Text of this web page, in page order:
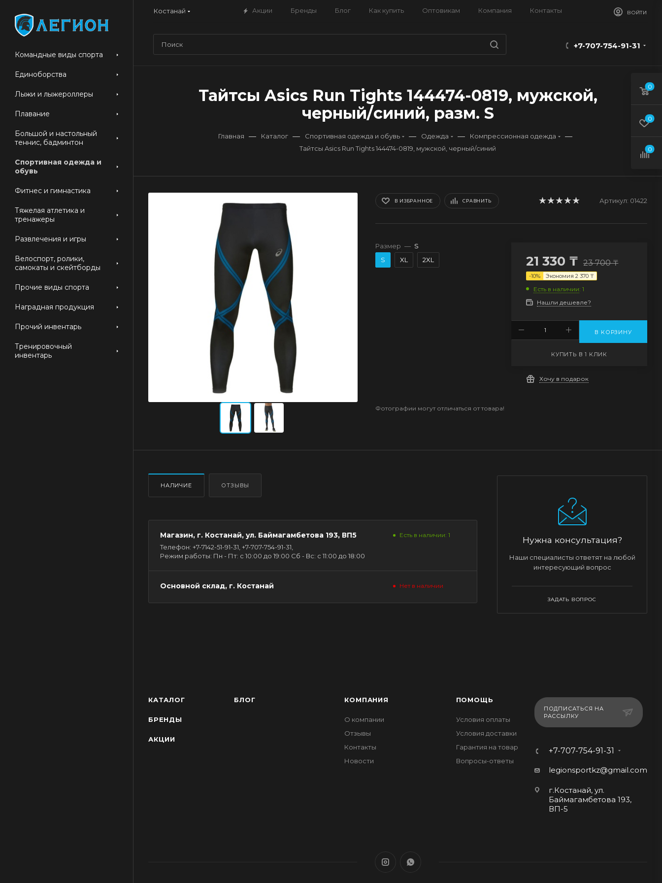
Костанай Акции Бренды Блог Как купить Оптовикам Компания Контакты ВОЙТИ
+7-707-754-91-31
Командные виды спорта
Единоборства
Лыжи и лыжероллеры
Плавание
Большой и настольный
теннис, бадминтон
Спортивная одежда и
обувь
Фитнес и гимнастика
Тяжелая атлетика и
тренажеры
Развлечения и игры
Велоспорт, ролики,
самокаты и скейтборды
Прочие виды спорта
Наградная продукция
Прочий инвентарь
Тренировочный
инвентарь
Тайтсы Asics Run Tights 144474-0819, мужской,
черный/синий, разм. S
Главная — Каталог — Спортивная одежда и обувь — Одежда — Компрессионная одежда —
Тайтсы Asics Run Tights 144474-0819, мужской, черный/синий
В ИЗБРАННОЕ СРАВНИТЬ Артикул: 01422
Размер — S
S
XL 2XL 21 330 ₸ 23 700₸
-10% Экономия2 370 ₸
Есть в наличии: 1
Нашли дешевле?
В КОРЗИНУ
КУПИТЬ В 1 КЛИК
Хочу в подарок
Фотографии могут отличаться от товара!
НАЛИЧИЕ ОТЗЫВЫ
Магазин, г. Костанай, ул. Баймагамбетова 193, ВП5
Телефон: +7-7142-51-91-31, +7-707-754-91-31,
Режим работы: Пн - Пт: с 10:00 до 19:00 Сб - Вс: с 11:00 до 18:00
Есть в наличии: 1
Основной склад, г. Костанай Нет в наличии
Нужна консультация?
Наши специалисты ответят на любой
интересующий вопрос
ЗАДАТЬ ВОПРОС
КАТАЛОГ
БРЕНДЫ
АКЦИИ
БЛОГ КОМПАНИЯ
О компании
Отзывы
Контакты
Новости
ПОМОЩЬ
Условия оплаты
Условия доставки
Гарантия на товар
Вопросы-ответы
ПОДПИСАТЬСЯ НА
РАССЫЛКУ
+7-707-754-91-31
legionsportkz@gmail.com
г.Костанай, ул.
Баймагамбетова 193,
ВП-5
0
0
0